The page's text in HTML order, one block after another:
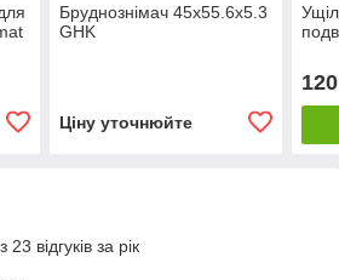
Бруднознімач 45х55.6х5.3
GHK
Ціну уточнюйте
120
відгуків за рік